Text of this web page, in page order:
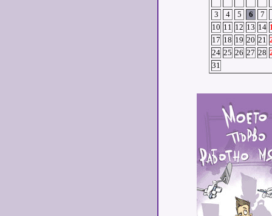
3
4 5 6 7
10 11 12 13 14
17 18 19 20 21
24 25 26 27 28
31